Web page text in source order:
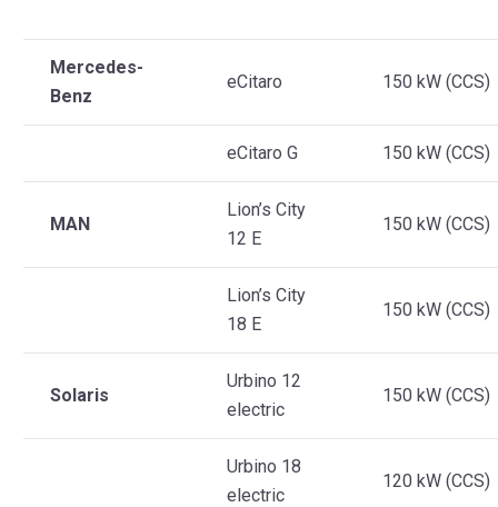
Mercedes-
Benz
eCitaro 150 kW (CCS)
eCitaro G 150 kW (CCS)
MAN
Lion’s City
12 E
150 kW (CCS)
Lion’s City
18 E
150 kW (CCS)
Solaris
Urbino 12
electric
150 kW (CCS)
Urbino 18
electric
120 kW (CCS)